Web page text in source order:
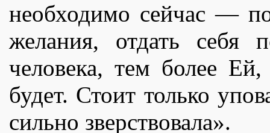
необходимо сейчас —
желания, отдать себя
человека, тем более
будет. Стоит только
сильно зверствовала».